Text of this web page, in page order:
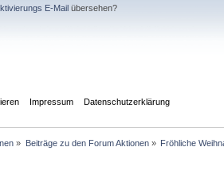
E-Mail übersehen?
Impressum Datenschutzerklärung
» Beiträge zu den Forum Aktionen» Fröhliche